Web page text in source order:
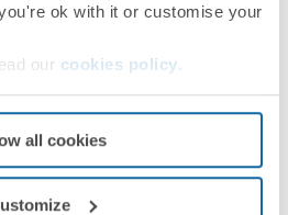
ok with it or customise your
our cookies policy
all cookies